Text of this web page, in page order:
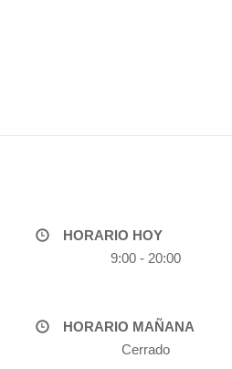
HORARIO HOY
9:00 - 20:00
HORARIO MAÑANA
Cerrado